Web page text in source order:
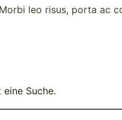
leo risus, porta ac
Suche.